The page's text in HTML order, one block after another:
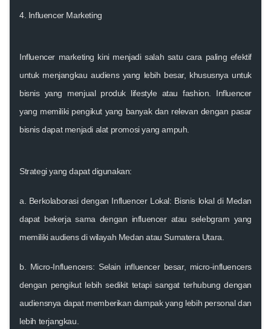
4. Influencer Marketing
Influencer marketing kini menjadi salah satu cara paling efektif
untuk menjangkau audiens yang lebih besar, khususnya untuk
bisnis yang menjual produk lifestyle atau fashion. Influencer
yang memiliki pengikut yang banyak dan relevan dengan pasar
bisnis dapat menjadi alat promosi yang ampuh.
Strategi yang dapat digunakan:
a. Berkolaborasi dengan Influencer Lokal: Bisnis lokal di Medan
dapat bekerja sama dengan influencer atau selebgram yang
memiliki audiens di wilayah Medan atau Sumatera Utara.
b. Micro-Influencers: Selain influencer besar, micro-influencers
dengan pengikut lebih sedikit tetapi sangat terhubung dengan
audiensnya dapat memberikan dampak yang lebih personal dan
lebih terjangkau.